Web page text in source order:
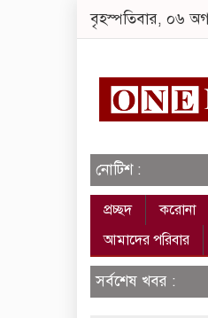
বৃহস্পতিবার, ০৬
নোটিশ :
প্রচ্ছদ করোনা
আমাদের পরিবার
সর্বশেষ খবর :